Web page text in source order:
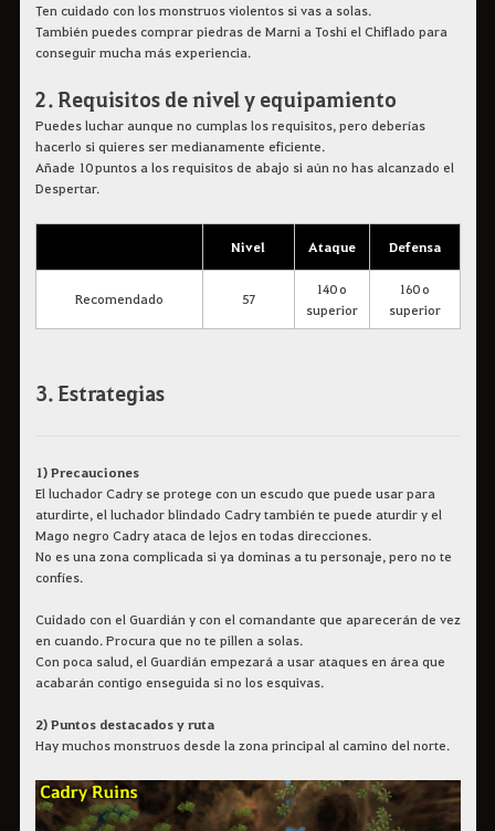
Ten cuidado con los monstruos violentos si vas a solas.
También puedes comprar piedras de Marni a Toshi el Chiflado para
conseguir mucha más experiencia.
2. Requisitos de nivel y equipamiento
Puedes luchar aunque no cumplas los requisitos, pero deberías
hacerlo si quieres ser medianamente eficiente.
Añade 10 puntos a los requisitos de abajo si aún no has alcanzado el
Despertar.
Nivel Ataque Defensa
Recomendado 57
140 o
superior
160 o
superior
3. Estrategias
1) Precauciones
El luchador Cadry se protege con un escudo que puede usar para
aturdirte, el luchador blindado Cadry también te puede aturdir y el
Mago negro Cadry ataca de lejos en todas direcciones.
No es una zona complicada si ya dominas a tu personaje, pero no te
confíes.
Cuidado con el Guardián y con el comandante que aparecerán de vez
en cuando. Procura que no te pillen a solas.
Con poca salud, el Guardián empezará a usar ataques en área que
acabarán contigo enseguida si no los esquivas.
2) Puntos destacados y ruta
Hay muchos monstruos desde la zona principal al camino del norte.